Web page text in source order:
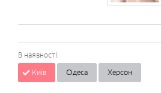
В наявності:
Київ
Одеса Херсон